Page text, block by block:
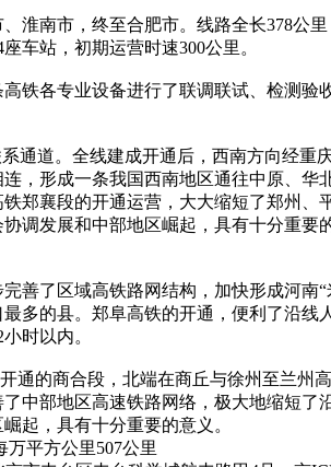
南市，终至合肥市。线路全长378公
车站，初期运营时速300公里。
各专业设备进行了联调联试、检测验
道。全线建成开通后，西南方向经重
，形成一条我国西南地区通往中原、
郑襄段的开通运营，大大缩短了郑州
调发展和中部地区崛起，具有十分重
了区域高铁路网结构，加快形成河南“
多的县。郑阜高铁的开通，便利了沿
时以内。
的商合段，北端在商丘与徐州至兰州
中部地区高速铁路网络，极大地缩短
起，具有十分重要的意义。
万平方公里507公里